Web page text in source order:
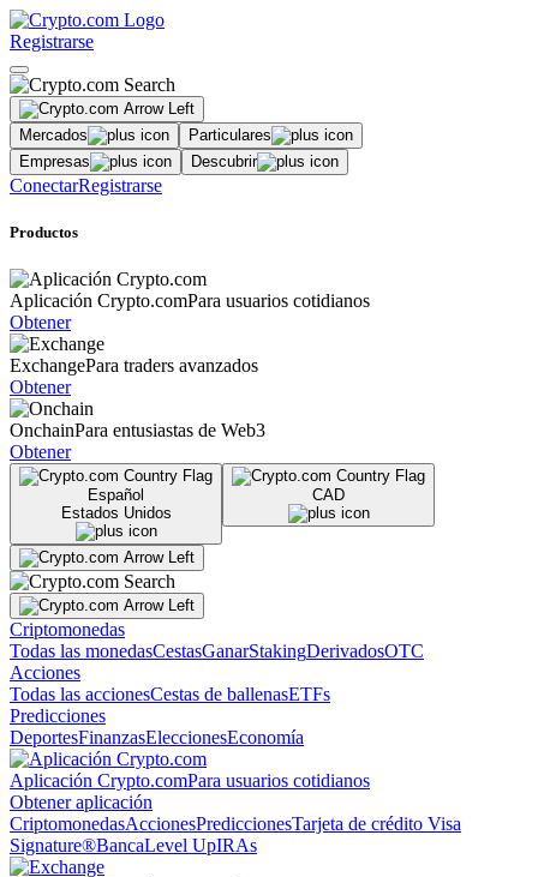
Registrarse
Mercados
Particulares
Empresas
Descubrir
ConectarRegistrarse
Productos
Aplicación Crypto.comPara usuarios cotidianos
Obtener
ExchangePara traders avanzados
Obtener
OnchainPara entusiastas de Web3
Obtener
Español
Estados Unidos
CAD
Criptomonedas
Todas las monedasCestasGanarStakingDerivadosOTC
Acciones
Todas las accionesCestas de ballenasETFs
Predicciones
DeportesFinanzasEleccionesEconomía
Aplicación Crypto.comPara usuarios cotidianos
Obtener aplicación
CriptomonedasAccionesPrediccionesTarjeta de crédito Visa
Signature®BancaLevel UpIRAs